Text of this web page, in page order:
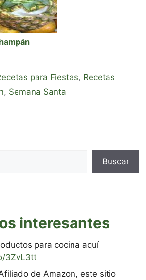
para Fiestas, Recetas
, Semana Santa
Buscar
interesantes
para cocina aquí
3ZvL3tt
de Amazon, este sitio